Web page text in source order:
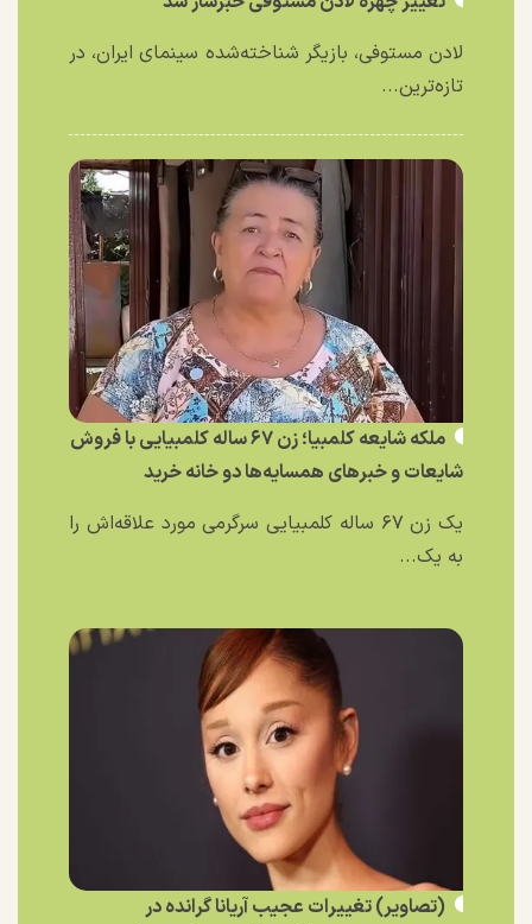
لادن مستوفی، بازیگر شناخته‌شده سینمای ایران، در
تازه‌ترین...
ملکه شایعه کلمبیا؛ زن ۶۷ ساله کلمبیایی با فروش
شایعات و خبر‌های همسایه‌ها دو خانه خرید
یک زن ۶۷ ساله کلمبیایی سرگرمی مورد علاقه‌اش را
به یک...
(تصاویر) تغییرات عجیب آریانا گرانده در